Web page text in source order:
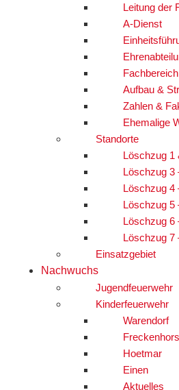
Leitung der
A-Dienst
Aufbau &
Zahlen &
Ehemalige
Standorte
Löschzug 1
Löschzug 3
Löschzug 4
Löschzug 5
Löschzug 6
Löschzug 7
Einsatzgebiet
Nachwuchs
Jugendfeuerwehr
Kinderfeuerwehr
Warendorf
Hoetmar
Einen
Aktuelles